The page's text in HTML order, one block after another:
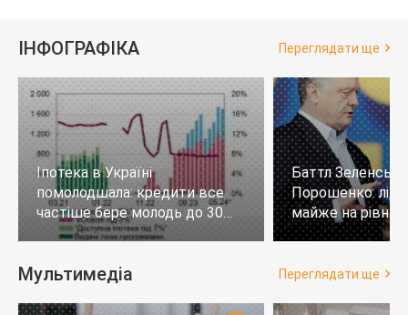
ІНФОГРАФІКА Переглядати ще
Іпотека в Україні
помолодшала: кредити все
частіше бере молодь до 30
років
Баттл
Порошенко:
майже на
тих, хто не
Мультимедіа Переглядати ще